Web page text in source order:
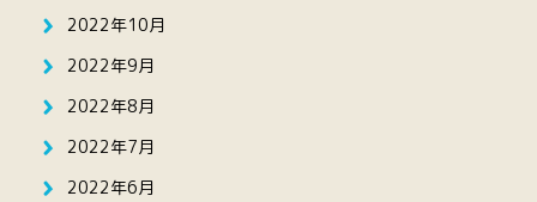
2022年10月
2022年9月
2022年8月
2022年7月
2022年6月